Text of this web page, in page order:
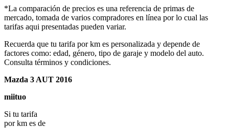
*La comparación de precios es una referencia de primas de
mercado, tomada de varios compradores en línea por lo cual las
tarifas aqui presentadas pueden variar.
Recuerda que tu tarifa por km es personalizada y depende de
factores como: edad, género, tipo de garaje y modelo del auto.
Consulta términos y condiciones.
Mazda 3 AUT 2016
miituo
Si tu tarifa
por km es de